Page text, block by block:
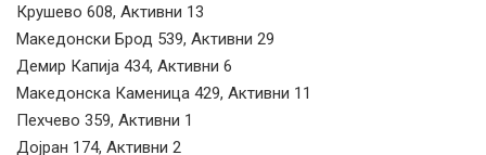
Крушево 608, Активни 13
Македонски Брод 539, Активни 29
Демир Капија 434, Активни 6
Македонска Каменица 429, Активни 11
Пехчево 359, Активни 1
Дојран 174, Активни 2